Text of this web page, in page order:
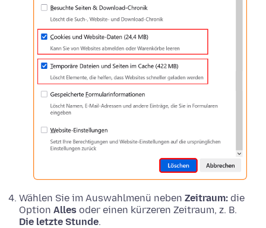
Wählen Sie im Auswahlmenü neben Zeitraum: die
Option Alles oder einen kürzeren Zeitraum, z. B.
Die letzte Stunde.